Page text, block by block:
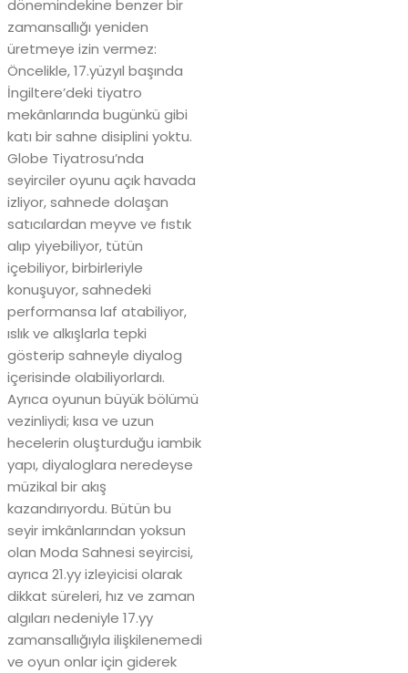
dönemindekine benzer bir
zamansallığı yeniden
üretmeye izin vermez:
Öncelikle, 17.yüzyıl başında
İngiltere’deki tiyatro
mekânlarında bugünkü gibi
katı bir sahne disiplini yoktu.
Globe Tiyatrosu’nda
seyirciler oyunu açık havada
izliyor, sahnede dolaşan
satıcılardan meyve ve fıstık
alıp yiyebiliyor, tütün
içebiliyor, birbirleriyle
konuşuyor, sahnedeki
performansa laf atabiliyor,
ıslık ve alkışlarla tepki
gösterip sahneyle diyalog
içerisinde olabiliyorlardı.
Ayrıca oyunun büyük bölümü
vezinliydi; kısa ve uzun
hecelerin oluşturduğu iambik
yapı, diyaloglara neredeyse
müzikal bir akış
kazandırıyordu. Bütün bu
seyir imkânlarından yoksun
olan Moda Sahnesi seyircisi,
ayrıca 21.yy izleyicisi olarak
dikkat süreleri, hız ve zaman
algıları nedeniyle 17.yy
zamansallığıyla ilişkilenemedi
ve oyun onlar için giderek